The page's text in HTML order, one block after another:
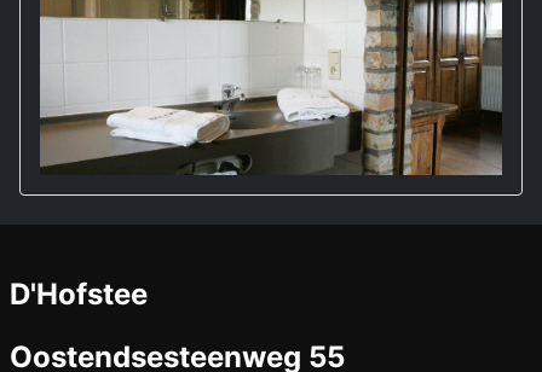
D'Hofstee
Oostendsesteenweg 55